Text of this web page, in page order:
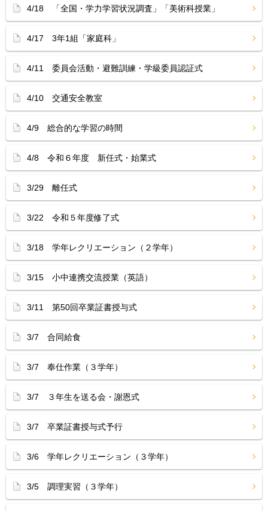
4/18 「全国・学力学習状況調査」「美術科授業」
4/17 3年1組「家庭科」
4/11 委員会活動・避難訓練・学級委員認証式
4/10 交通安全教室
4/9 総合的な学習の時間
4/8 令和６年度 新任式・始業式
3/29 離任式
3/22 令和５年度修了式
3/18 学年レクリエーション（２学年）
3/15 小中連携交流授業（英語）
3/11 第50回卒業証書授与式
3/7 合同給食
3/7 奉仕作業（３学年）
3/7 ３年生を送る会・謝恩式
3/7 卒業証書授与式予行
3/6 学年レクリエーション（３学年）
3/5 調理実習（３学年）